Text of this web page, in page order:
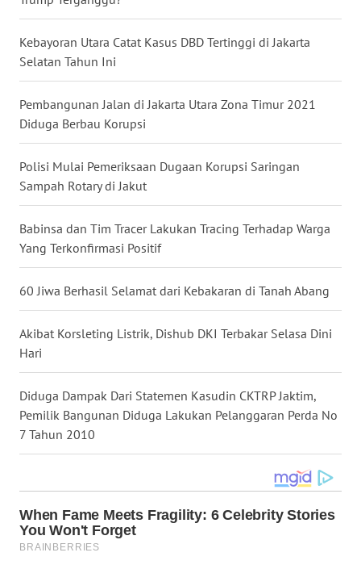
Kebayoran Utara Catat Kasus DBD Tertinggi di Jakarta
Selatan Tahun Ini
Pembangunan Jalan di Jakarta Utara Zona Timur 2021
Diduga Berbau Korupsi
Polisi Mulai Pemeriksaan Dugaan Korupsi Saringan
Sampah Rotary di Jakut
Babinsa dan Tim Tracer Lakukan Tracing Terhadap Warga
Yang Terkonfirmasi Positif
60 Jiwa Berhasil Selamat dari Kebakaran di Tanah Abang
Akibat Korsleting Listrik, Dishub DKI Terbakar Selasa Dini
Hari
Diduga Dampak Dari Statemen Kasudin CKTRP Jaktim,
Pemilik Bangunan Diduga Lakukan Pelanggaran Perda No
7 Tahun 2010
WN
BABEL
WN
SUMBAR
WN
SUMSEL
WN
JATENG
NUSANTARA
WN
JOGJA
JATIM